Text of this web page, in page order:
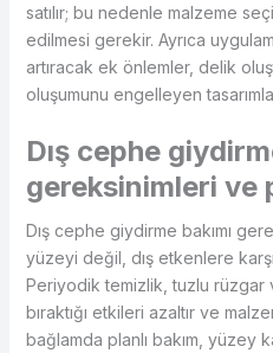
satılır; bu nedenle malzeme
edilmesi gerekir. Ayrıca
artıracak ek önlemler, delik
oluşumunu engelleyen
Dış cephe
gereksinimleri ve
Dış cephe giydirme bakımı
yüzeyi değil, dış etkenlere karşı
Periyodik temizlik, tuzlu rüzgar
bıraktığı etkileri azaltır ve
bağlamda planlı bakım, yüzey